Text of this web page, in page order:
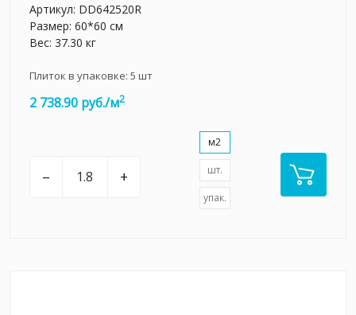
Артикул: DD642520R
Размер: 60*60 см
Вес: 37.30 кг
Плиток в упаковке: 5 шт
2 738.90 руб./м2
– +
м2
шт.
упак.